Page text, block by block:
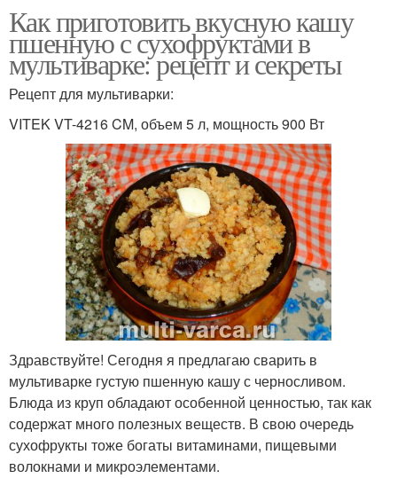
Как приготовить вкусную кашу
пшенную с сухофруктами в
мультиварке: рецепт и секреты
Рецепт для мультиварки:
VITEK VT-4216 CM, объем 5 л, мощность 900 Вт
Здравствуйте! Сегодня я предлагаю сварить в
мультиварке густую пшенную кашу с черносливом.
Блюда из круп обладают особенной ценностью, так как
содержат много полезных веществ. В свою очередь
сухофрукты тоже богаты витаминами, пищевыми
волокнами и микроэлементами.